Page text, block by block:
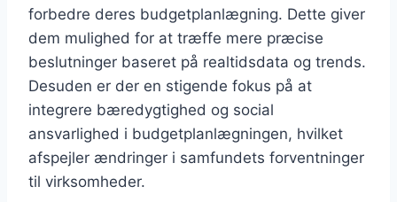
forbedre deres budgetplanlægning. Dette giver
dem mulighed for at træffe mere præcise
beslutninger baseret på realtidsdata og trends.
Desuden er der en stigende fokus på at
integrere bæredygtighed og social
ansvarlighed i budgetplanlægningen, hvilket
afspejler ændringer i samfundets forventninger
til virksomheder.